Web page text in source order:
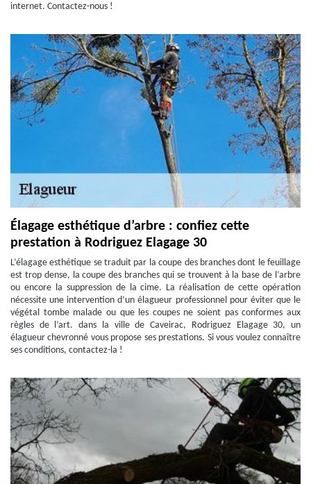
internet. Contactez-nous !
Élagage esthétique d’arbre : confiez cette
prestation à Rodriguez Elagage 30
L’élagage esthétique se traduit par la coupe des branches dont le feuillage
est trop dense, la coupe des branches qui se trouvent à la base de l’arbre
ou encore la suppression de la cime. La réalisation de cette opération
nécessite une intervention d’un élagueur professionnel pour éviter que le
végétal tombe malade ou que les coupes ne soient pas conformes aux
règles de l’art. dans la ville de Caveirac, Rodriguez Elagage 30, un
élagueur chevronné vous propose ses prestations. Si vous voulez connaître
ses conditions, contactez-la !